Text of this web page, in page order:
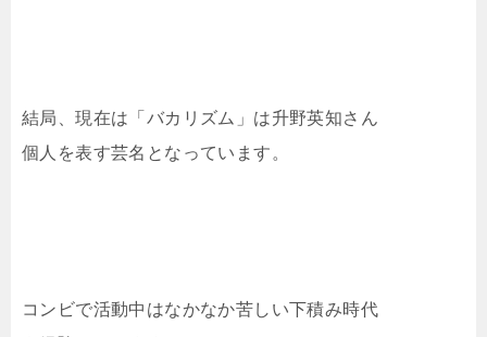
結局、現在は「バカリズム」は升野英知さん
個人を表す芸名となっています。
コンビで活動中はなかなか苦しい下積み時代